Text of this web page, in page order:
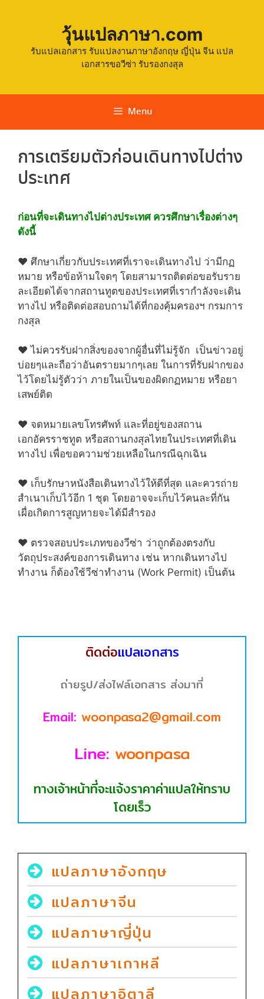
วุ้นแปลภาษา.com
รับแปลเอกสาร รับแปลงานภาษาอังกฤษ ญี่ปุ่น จีน แปล
เอกสารขอวีซ่า รับรองกงสุล
Menu
การเตรียมตัวก่อนเดินทางไปต่าง
ประเทศ
ก่อนที่จะเดินทางไปต่างประเทศ ควรศึกษาเรื่องต่างๆ
ดังนี้
♥ ศึกษาเกี่ยวกับประเทศที่เราจะเดินทางไป ว่ามีกฏ
หมาย หรือข้อห้ามใจดๆ โดยสามารถติดต่อขอรับราย
ละเอียดได้จากสถานทูตของประเทศที่เรากำลังจะเดิน
ทางไป หรือติดต่อสอบถามได้ที่กองคุ้มครองฯ กรมการ
กงสุล
♥ ไม่ควรรับฝากสิ่งของจากผู้อื่นที่ไม่รู้จัก เป็นข่าวอยู่
บ่อยๆและถือว่าอันตรายมากๆเลย ในการที่รับฝากของ
ไว้โดยไม่รู้ตัวว่า ภายในเป็นของผิดกฏหมาย หรือยา
เสพย์ติด
♥ จดหมายเลขโทรศัพท์ และที่อยู่ของสถาน
เอกอัครราชทูต หรือสถานกงสุลไทยในประเทศที่เดิน
ทางไป เพื่อขอความช่วยเหลือในกรณีฉุกเฉิน
♥ เก็บรักษาหนังสือเดินทางไว้ให้ดีที่สุด และควรถ่าย
สำเนาเก็บไว้อีก 1 ชุด โดยอาจจะเก็บไว้คนละที่กัน
เผื่อเกิดการสูญหายจะได้มีสำรอง
♥ ตรวจสอบประเภทของวีซ่า ว่าถูกต้องตรงกับ
วัตถุประสงค์ของการเดินทาง เช่น หากเดินทางไป
ทำงาน ก็ต้องใช้วีซ่าทำงาน (Work Permit) เป็นต้น
ติดต่อแปลเอกสาร
ถ่ายรูป/ส่งไฟล์เอกสาร ส่งมาที่
Email: woonpasa2@gmail.com
Line: woonpasa
ทางเจ้าหน้าที่จะแจ้งราคาค่าแปลให้ทราบ
โดยเร็ว
แปลภาษาอังกฤษ
แปลภาษาจีน
แปลภาษาญี่ปุ่น
แปลภาษาเกาหลี
แปลภาษาอิตาลี